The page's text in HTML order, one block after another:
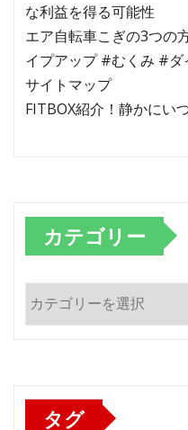
な利益を得る可能性
エア自転車こぎの3つの
イプアップ #むくみ #ダ
サイトマップ
FITBOX紹介！静かにい
カテゴリー
カ
タグ